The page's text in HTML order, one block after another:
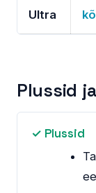
Ultra
Plussid
✓ Plussid